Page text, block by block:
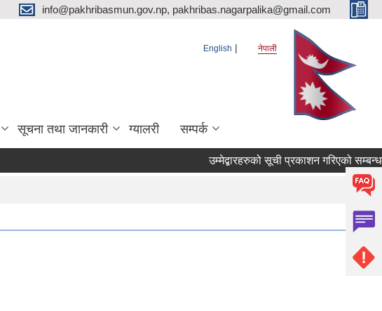
info@pakhribasmun.gov.np, pakhribas.nagarpalika@gmail.com
English नेपाली
सूचना तथा जानकारी ग्यालरी सम्पर्क
उम्मेद्बारहरुको सूची प्रकाशन गरिएको